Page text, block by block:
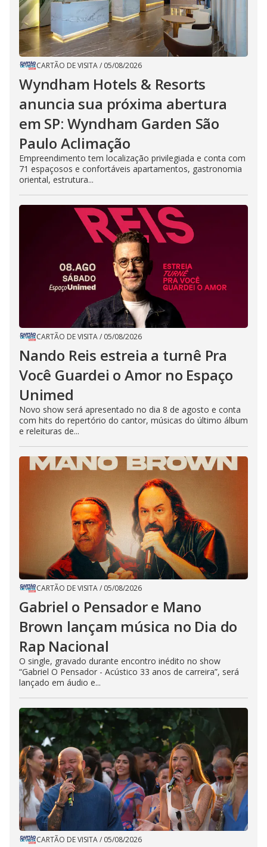
CARTÃO DE VISITA/ 05/08/2026
Wyndham Hotels & Resorts
anuncia sua próxima abertura
em SP: Wyndham Garden São
Paulo Aclimação
Empreendimento tem localização privilegiada e conta com
71 espaçosos e confortáveis apartamentos, gastronomia
oriental, estrutura...
CARTÃO DE VISITA/ 05/08/2026
Nando Reis estreia a turnê Pra
Você Guardei o Amor no Espaço
Unimed
Novo show será apresentado no dia 8 de agosto e conta
com hits do repertório do cantor, músicas do último álbum
e releituras de...
CARTÃO DE VISITA/ 05/08/2026
Gabriel o Pensador e Mano
Brown lançam música no Dia do
Rap Nacional
O single, gravado durante encontro inédito no show
“Gabriel O Pensador - Acústico 33 anos de carreira”, será
lançado em áudio e...
CARTÃO DE VISITA/ 05/08/2026